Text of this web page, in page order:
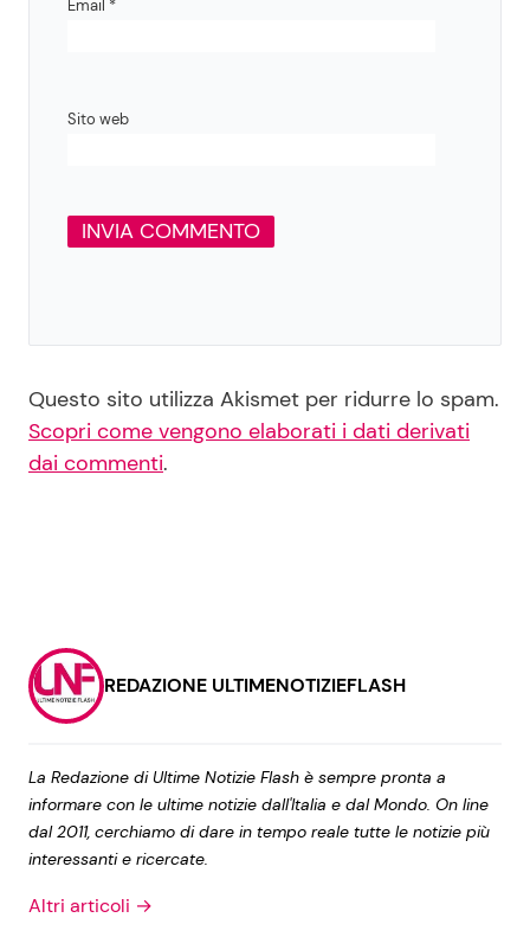
Email *
Sito web
Questo sito utilizza Akismet per ridurre lo spam.
Scopri come vengono elaborati i dati derivati
dai commenti.
REDAZIONE ULTIMENOTIZIEFLASH
La Redazione di Ultime Notizie Flash è sempre pronta a
informare con le ultime notizie dall'Italia e dal Mondo. On line
dal 2011, cerchiamo di dare in tempo reale tutte le notizie più
interessanti e ricercate.
Altri articoli →